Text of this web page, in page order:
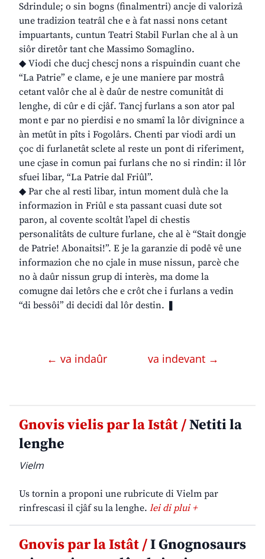
Sdrindule; o sin bogns (finalmentri) ancje di valorizâ
une tradizion teatrâl che e à fat nassi nons cetant
impuartants, cuntun Teatri Stabil Furlan che al à un
siôr diretôr tant che Massimo Somaglino.
◆ Viodi che ducj chescj nons a rispuindin cuant che
“La Patrie” e clame, e je une maniere par mostrâ
cetant valôr che al è daûr de nestre comunitât di
lenghe, di cûr e di cjâf. Tancj furlans a son ator pal
mont e par no pierdisi e no smamî la lôr divignince a
àn metût in pîts i Fogolârs. Chenti par viodi ardi un
çoc di furlanetât sclete al reste un pont di riferiment,
une cjase in comun pai furlans che no si rindin: il lôr
sfuei libar, “La Patrie dal Friûl”.
◆ Par che al resti libar, intun moment dulà che la
informazion in Friûl e sta passant cuasi dute sot
paron, al covente scoltât l’apel di chestis
personalitâts de culture furlane, che al è “Stait dongje
de Patrie! Abonaitsi!”. E je la garanzie di podê vê une
informazion che no cjale in muse nissun, parcè che
no à daûr nissun grup di interès, ma dome la
comugne dai letôrs che e crôt che i furlans a vedin
“di bessôi” di decidi dal lôr destin. ❚
← va indaûr va indevant →
Gnovis vielis par la Istât /Netiti la
lenghe
Vielm
Us tornin a proponi une rubricute di Vielm par
rinfrescasi il cjâf su la lenghe. lei di plui +
Gnovis par la Istât /I Gnognosaurs